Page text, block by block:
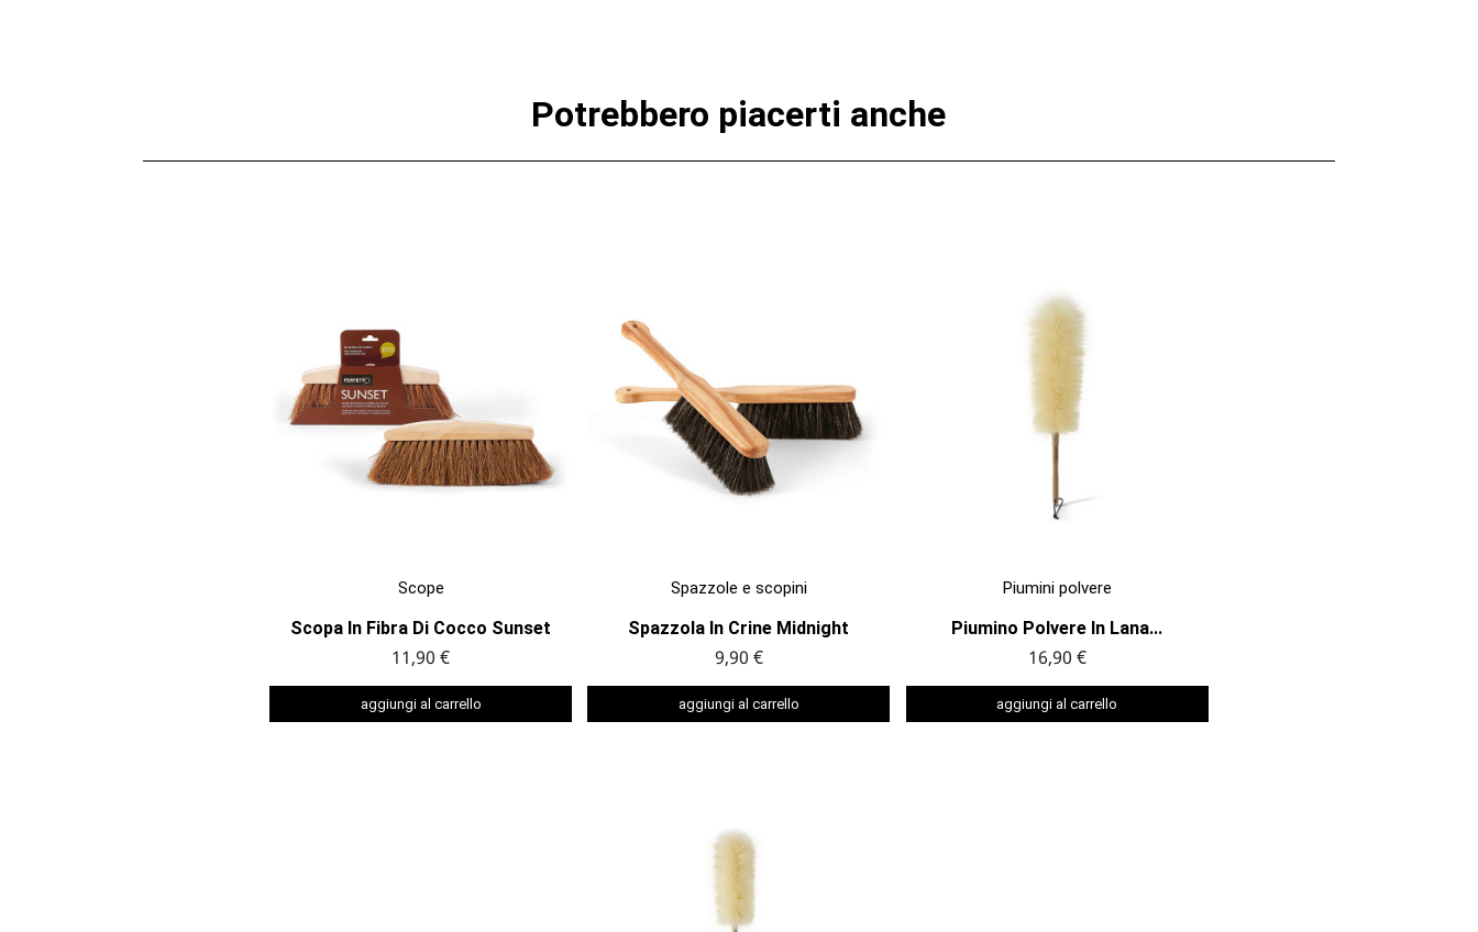
Potrebbero piacerti anche
Scope
Scopa In Fibra Di Cocco Sunset
11,90 €
aggiungi al carrello
ANTEPRIMA Spazzole e scopini
Spazzola In Crine Midnight
9,90 €
aggiungi al carrello
ANTEPRIMA Piumini polvere
Piumino Polvere In Lana...
16,90 €
aggiungi al carrello
ANTEPRIMA